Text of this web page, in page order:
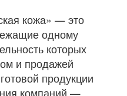
кожа» — это
одному
которых
и продажей
продукции
компаний —